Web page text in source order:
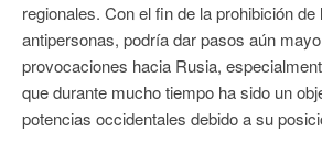
regionales. Con el fin de la prohibición de
antipersonas, podría dar pasos aún
provocaciones hacia Rusia,
que durante mucho tiempo ha sido un
potencias occidentales debido a su